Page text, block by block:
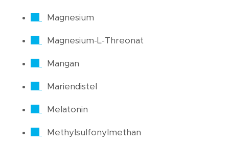
Magnesium
Magnesium-L-Threonat
Mangan
Mariendistel
Melatonin
Methylsulfonylmethan